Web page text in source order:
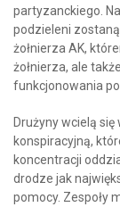
partyzanckiego.
podzieleni
żołnierza AK,
żołnierza, ale
funkcjonowania
Drużyny wcielą się
konspiracyjną,
koncentracji
drodze jak
pomocy. Zespoły